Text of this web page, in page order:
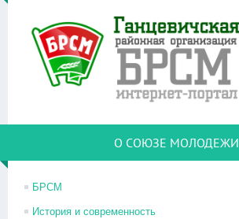
О СОЮЗЕ МОЛОДЕЖИ
БРСМ
История и современность